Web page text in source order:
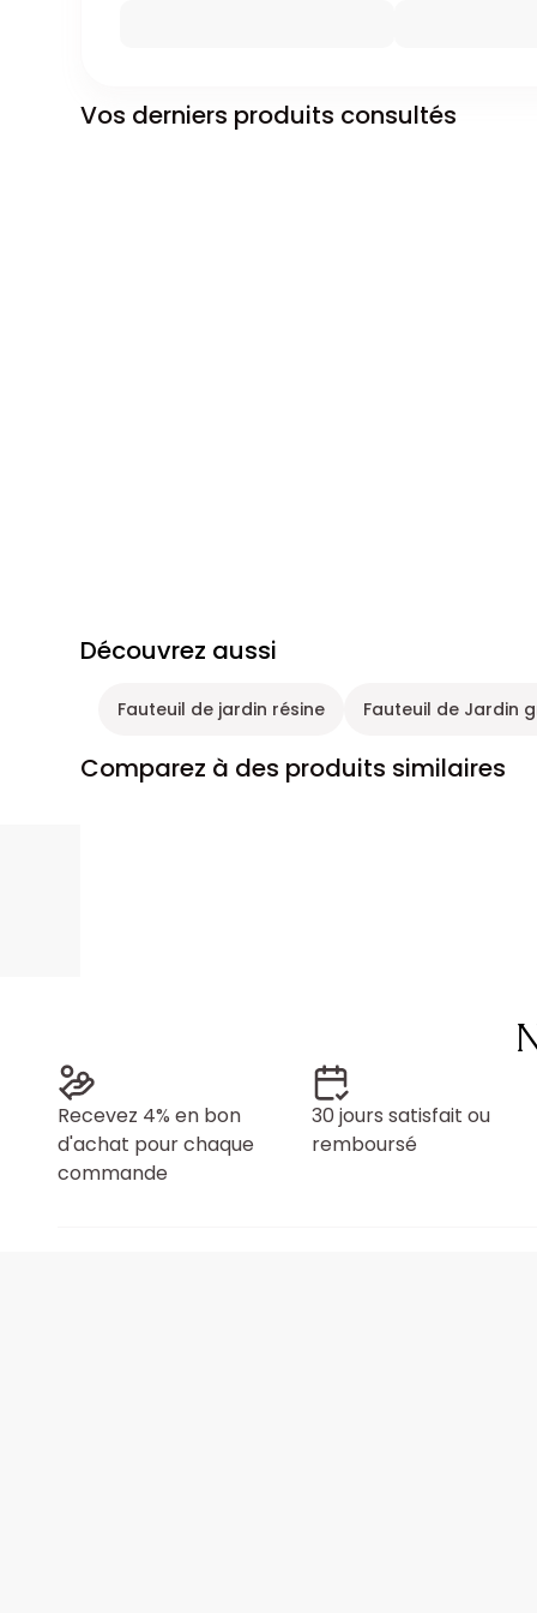
Vos derniers produits consultés
Découvrez aussi
Fauteuil de jardin résine Fauteuil de Jardin
Comparez à des produits similaires
Recevez 4% en bon
d'achat pour chaque
commande
30 jours satisfait ou
remboursé